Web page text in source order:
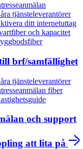
tjänsteleverantörer
ditt internetuttag
och kapacitet
brf/samfällighet
tjänsteleverantörer
fiber
och support
att lita på